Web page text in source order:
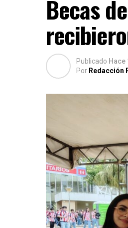
Becas
Publicado Hace
Por Redacción